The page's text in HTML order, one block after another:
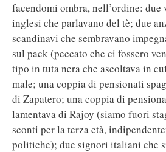
facendomi ombra, nell’ordine: due
inglesi che parlavano del tè; due
scandinavi che sembravano
sul pack (peccato che ci fossero
tipo in tuta nera che ascoltava in
male; una coppia di pensionati
di Zapatero; una coppia di
lamentava di Rajoy (siamo fuori
sconti per la terza età,
politiche); due signori italiani che